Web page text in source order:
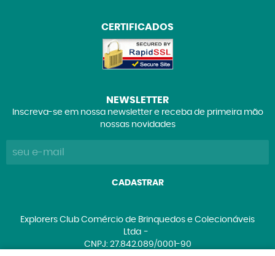
CERTIFICADOS
NEWSLETTER
Inscreva-se em nossa newsletter e receba de primeira mão
nossas novidades
CADASTRAR
Explorers Club Comércio de Brinquedos e Colecionáveis
Ltda
CNPJ: 27.842.089/0001-90